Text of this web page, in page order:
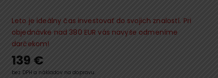
Leto je ideálny čas investovať do svojich znalostí. Pri
objednávke nad 380 EUR vás navyše odmeníme
darčekom!
139 €
bez DPH a nákladov na dopravu.